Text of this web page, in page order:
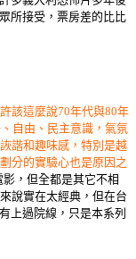
所接受，票房差的比比
該這麼說70年代與80年
自由、民主意識，氣氛
諧和趣味感，特別是越
分的實驗心也是原因之
影，但全都是其它不相
說實在太經典，但在台
上過院線，只是本系列